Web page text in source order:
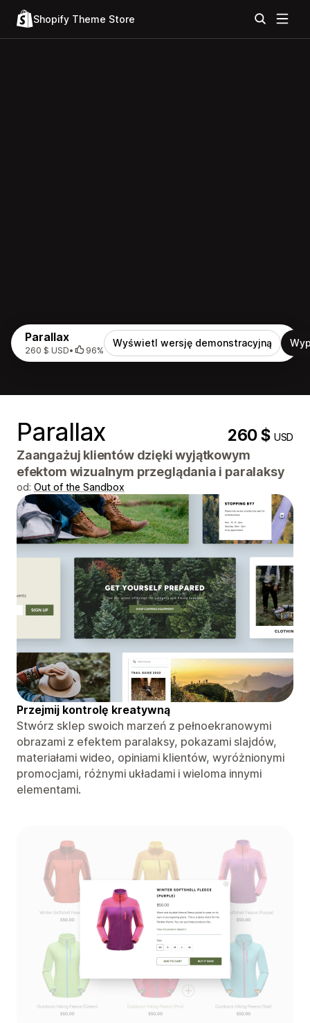
Shopify Theme Store
Parallax
260 $ USD• 96%
Wyświetl wersję demonstracyjną
Parallax 260 $USD
Zaangażuj klientów dzięki wyjątkowym
efektom wizualnym przeglądania i paralaksy
od: Out of the Sandbox
Przejmij kontrolę kreatywną
Stwórz sklep swoich marzeń z pełnoekranowymi
obrazami z efektem paralaksy, pokazami slajdów,
materiałami wideo, opiniami klientów, wyróżnionymi
promocjami, różnymi układami i wieloma innymi
elementami.